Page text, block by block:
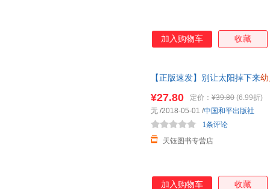
加入购物车 收藏
【正版速发】别让太阳掉下来
¥27.80 定价： ¥39.80 (6.99折)
天钰图书专营店
1条评论
无 /2018-05-01 /中国和平出版社
加入购物车 收藏